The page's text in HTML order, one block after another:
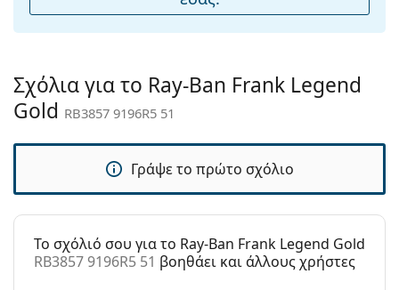
θήκη:
Άλλα
Τύπος:
Unisex
Ray-Ban
Χρήση:
Μόδα
Προϊόντος /
RB3857 9196R5 51
Σχόλια για το Ray-Ban Frank Legend
Gold RB3857 9196R5 51
Γράψε το πρώτο σχόλιο
To σχόλιό σου για το Ray-Ban Frank Legend Gold
RB3857 9196R5 51 βοηθάει και άλλους χρήστες